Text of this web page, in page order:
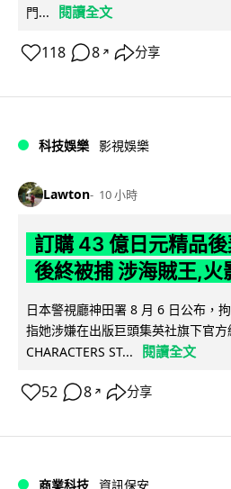
門...
閱讀全文
118 8 ↗ 分享
科技娛樂 影視娛樂
Lawton 10 小時
訂購 43 億日元精品
後終被捕 涉海賊王,火
日本警視廳神田署 8 月 6 日公布，
指她涉嫌在出版巨頭集英社旗下官方
CHARACTERS ST...
閱讀全文
52 8 ↗ 分享
商業科技 資訊保安